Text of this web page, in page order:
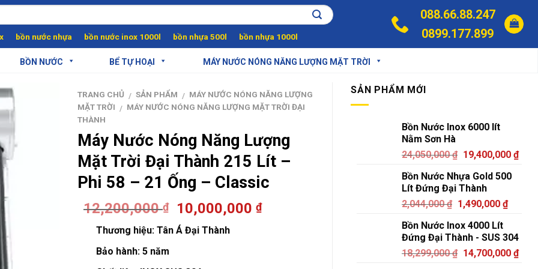
bồn nước nhựa bồn nước inox 1000l bồn nhựa 500l bồn nhựa 1000l
088.66.88.247
0899.177.899
BỒN NƯỚC BỂ TỰ HOẠI MÁY NƯỚC NÓNG NĂNG LƯỢNG MẶT TRỜI
TRANG CHỦ / SẢN PHẨM / MÁY NƯỚC NÓNG NĂNG LƯỢNG
MẶT TRỜI / MÁY NƯỚC NÓNG NĂNG LƯỢNG MẶT TRỜI ĐẠI
THÀNH
Máy Nước Nóng Năng Lượng
Mặt Trời Đại Thành 215 Lít –
Phi 58 – 21 Ống – Classic
12,200,000₫ 10,000,000₫
Thương hiệu:Tân Á Đại Thành
Bảo hành:5 năm
SẢN PHẨM MỚI
Bồn Nước Inox 6000 lít
Nằm Sơn Hà
24,050,000₫ 19,400,000 ₫
Bồn Nước Nhựa Gold 500
Lít Đứng Đại Thành
2,044,000₫ 1,490,000 ₫
Bồn Nước Inox 4000 Lít
Đứng Đại Thành - SUS 304
18,299,000₫ 14,700,000 ₫